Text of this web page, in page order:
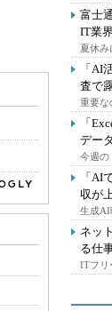
富士
IT業
夏休み
「AI
査で
重要な
「
デー
今週の
「AI
収が
生成AI
ネッ
る仕
ITフリ